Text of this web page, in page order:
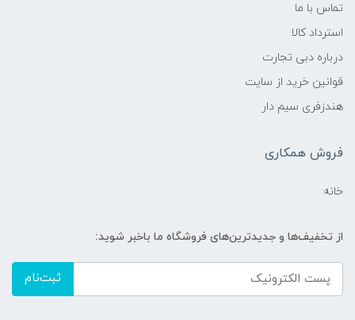
تماس با ما
استرداد کالا
درباره دبی تجارت
قوانین خرید از سایت
هندزفری سیم دار
فروش همکاری
خانه
از تخفیف‌ها و جدیدترین‌های فروشگاه ما باخبر شوید:
ثبت‌نام